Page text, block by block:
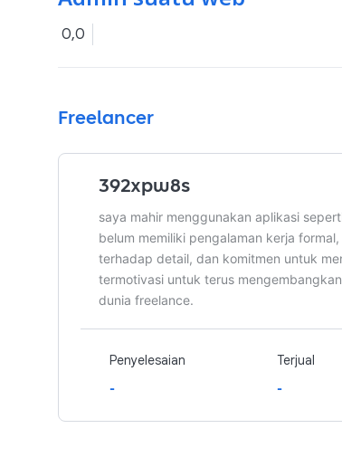
0,0
Freelancer
392xpw8s
​saya mahir menggunakan aplikasi
belum memiliki pengalaman kerja
terhadap detail, dan komitmen untuk
termotivasi untuk terus
dunia freelance.
Penyelesaian
-
Terjual
-